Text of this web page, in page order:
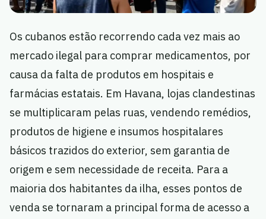
Os cubanos estão recorrendo cada vez mais ao
mercado ilegal para comprar medicamentos, por
causa da falta de produtos em hospitais e
farmácias estatais. Em Havana, lojas clandestinas
se multiplicaram pelas ruas, vendendo remédios,
produtos de higiene e insumos hospitalares
básicos trazidos do exterior, sem garantia de
origem e sem necessidade de receita. Para a
maioria dos habitantes da ilha, esses pontos de
venda se tornaram a principal forma de acesso a